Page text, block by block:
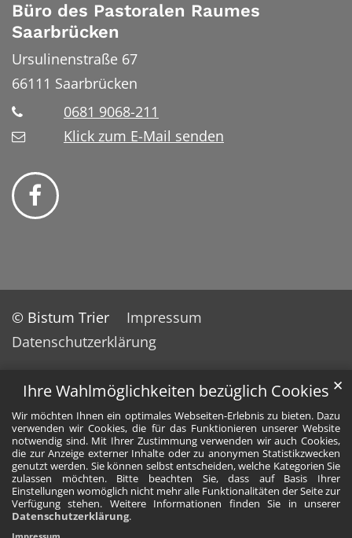
Ihre Wahlmöglichkeiten bezüglich Cookies
Wir möchten Ihnen ein optimales Webseiten-Erlebnis zu bieten. Dazu
verwenden wir Cookies, die für das Funktionieren unserer Website
notwendig sind. Mit Ihrer Zustimmung verwenden wir auch Cookies,
die zur Anzeige externer Inhalte oder zu anonymen Statistikzwecken
genutzt werden. Sie können selbst entscheiden, welche Kategorien Sie
zulassen möchten. Bitte beachten Sie, dass auf Basis Ihrer
Einstellungen womöglich nicht mehr alle Funktionalitäten der Seite zur
Verfügung stehen. Weitere Informationen finden Sie in unserer
Datenschutzerklärung.
✕
Büro des Pastoralen Raumes
Saarbrücken
Ursulinenstraße 67
66111 Saarbrücken
0681 9068-211
Klick zum E-Mail senden
© Bistum Trier
Impressum
Datenschutzerklärung